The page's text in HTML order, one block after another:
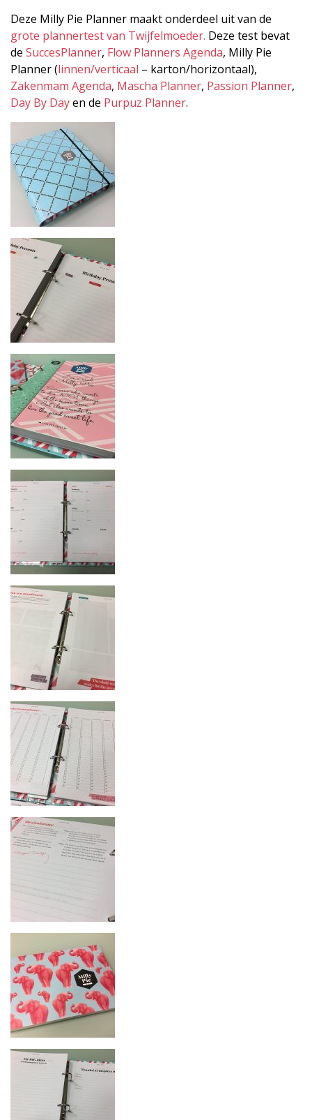
Deze Milly Pie Planner maakt onderdeel uit van de
grote plannertest van Twijfelmoeder. Deze test bevat
de SuccesPlanner, Flow Planners Agenda, Milly Pie
Planner (linnen/verticaal – karton/horizontaal),
Zakenmam Agenda, Mascha Planner, Passion Planner,
Day By Dayen de Purpuz Planner.